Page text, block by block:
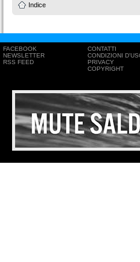
Indice
FACEBOOK
NEWSLETTER
RSS FEED
CONTATTI
CONDIZIONI
PRIVACY
COPYRIGHT